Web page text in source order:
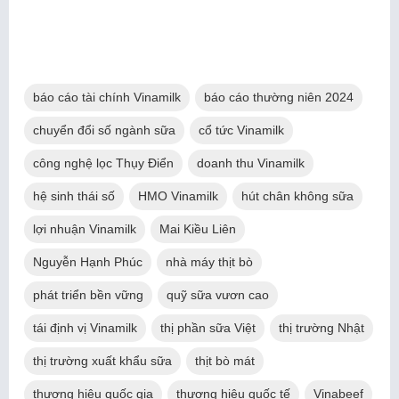
báo cáo tài chính Vinamilk báo cáo thường niên 2024
chuyển đổi số ngành sữa cổ tức Vinamilk
công nghệ lọc Thụy Điển doanh thu Vinamilk
hệ sinh thái số HMO Vinamilk hút chân không sữa
lợi nhuận Vinamilk Mai Kiều Liên
Nguyễn Hạnh Phúc nhà máy thịt bò
phát triển bền vững quỹ sữa vươn cao
tái định vị Vinamilk thị phần sữa Việt thị trường Nhật
thị trường xuất khẩu sữa thịt bò mát
thương hiệu quốc gia thương hiệu quốc tế Vinabeef